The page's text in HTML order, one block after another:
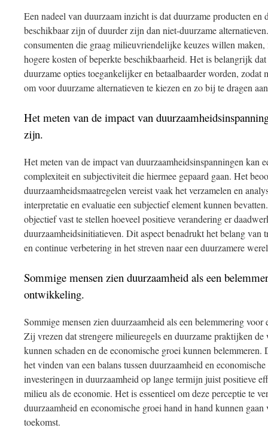
Een nadeel van duurzaam inzicht is dat duurzame producten en
beschikbaar zijn of duurder zijn dan niet-duurzame
consumenten die graag milieuvriendelijke keuzes willen
hogere kosten of beperkte beschikbaarheid. Het is belangrijk
duurzame opties toegankelijker en betaalbaarder worden, zodat
om voor duurzame alternatieven te kiezen en zo bij te dragen
Het meten van de impact van
zijn.
Het meten van de impact van duurzaamheidsinspanningen kan
complexiteit en subjectiviteit die hiermee gepaard gaan. Het
duurzaamheidsmaatregelen vereist vaak het verzamelen en
interpretatie en evaluatie een subjectief element kunnen
objectief vast te stellen hoeveel positieve verandering er
duurzaamheidsinitiatieven. Dit aspect benadrukt het belang van
en continue verbetering in het streven naar een duurzamere
Sommige mensen zien duurzaamheid als een
ontwikkeling.
Sommige mensen zien duurzaamheid als een belemmering
Zij vrezen dat strengere milieuregels en duurzame praktijken
kunnen schaden en de economische groei kunnen
het vinden van een balans tussen duurzaamheid en
investeringen in duurzaamheid op lange termijn juist positieve
milieu als de economie. Het is essentieel om deze perceptie te
duurzaamheid en economische groei hand in hand kunnen
toekomst.